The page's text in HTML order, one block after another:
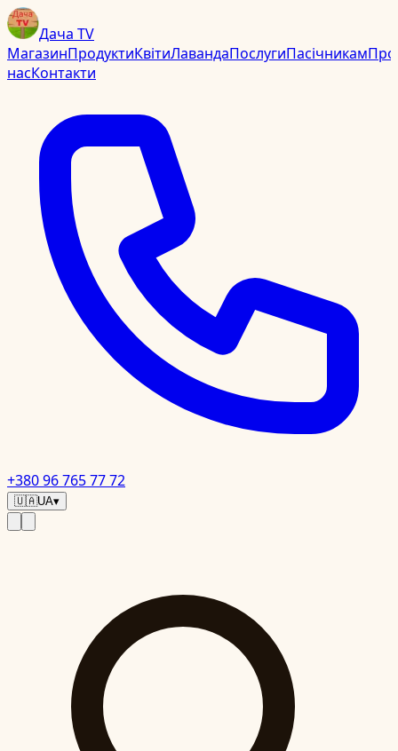
Дача TV
МагазинПродуктиКвітиЛавандаПослугиПасічникамПро
насКонтакти
+380 96 765 77 72
🇺🇦UA▾